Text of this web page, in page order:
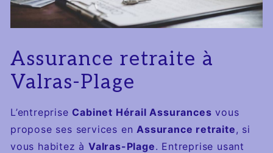
Assurance retraite à
Valras-Plage
L’entreprise Cabinet Hérail Assurances vous
propose ses services en Assurance retraite, si
vous habitez àValras-Plage. Entreprise usant